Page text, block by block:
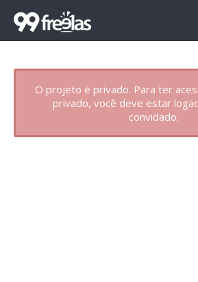
O projeto é privado. Para ter
privado, você deve estar
convidado.